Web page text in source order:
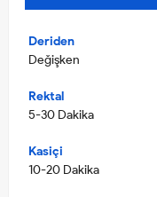
Deriden
Değişken
Rektal
5-30 Dakika
Kasiçi
10-20 Dakika